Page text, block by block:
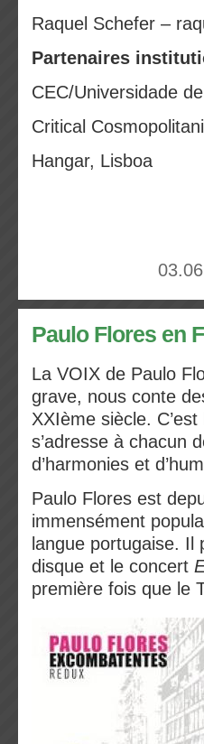
Raquel Schefer –
Partenaires
CEC/Universidade
Critical
Hangar, Lisboa
Paulo Flores en
La VOIX de Paulo
grave, nous conte
XXIème siècle.
s’adresse à chacun
d’harmonies et
Paulo Flores est
immensément
langue portugaise.
disque et le concert
première fois que le